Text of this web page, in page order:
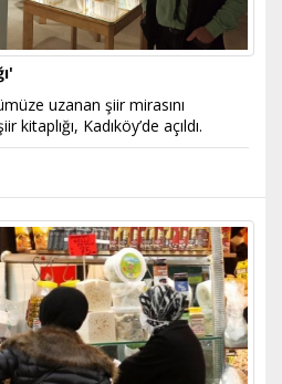
uzanan şiir mirasını
Kadıköy’de açıldı.